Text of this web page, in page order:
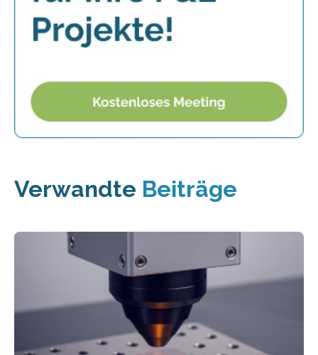
Verwandte Beiträge